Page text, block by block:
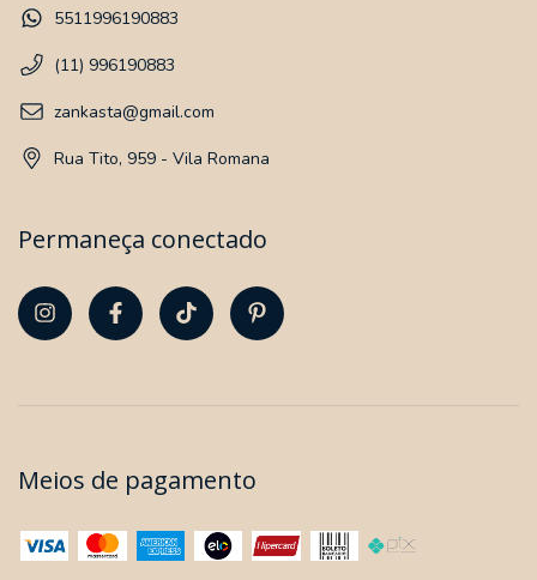
5511996190883
(11) 996190883
zankasta@gmail.com
Rua Tito, 959 - Vila Romana
Permaneça conectado
Meios de pagamento